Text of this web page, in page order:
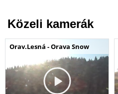
Közeli kamerák
Orav.Lesná - Orava Snow